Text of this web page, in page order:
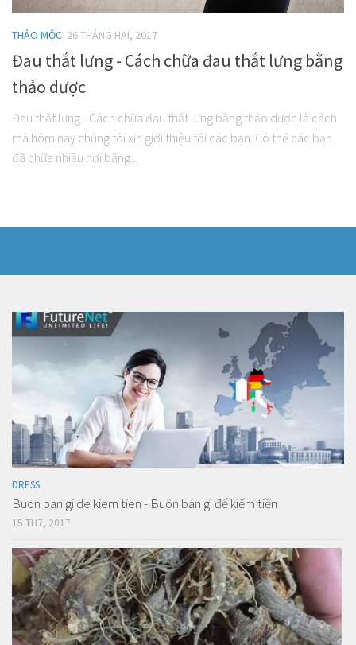
About
THẢO MỘC 26 THÁNG HAI, 2017
Đau thắt lưng - Cách chữa đau thắt lưng bằng
thảo dược
Đau thắt lưng - Cách chữa đau thắt lưng bằng thảo dược là cách
mà hôm nay chúng tôi xin giới thiệu tới các bạn. Có thể các bạn
đã chữa nhiều nơi bằng...
DRESS
Buon ban gi de kiem tien - Buôn bán gì để kiếm tiền
15 TH7, 2017